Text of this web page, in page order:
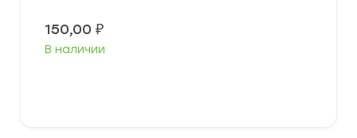
150,00 ₽
В наличии